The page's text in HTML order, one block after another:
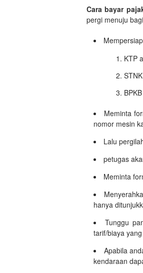
Cara bayar
pergi menuju
KTP
Meminta
nomor mesin
Lalu
petugas
Meminta
hanya
Tunggu
tarif/biaya
Apabila
kendaraan